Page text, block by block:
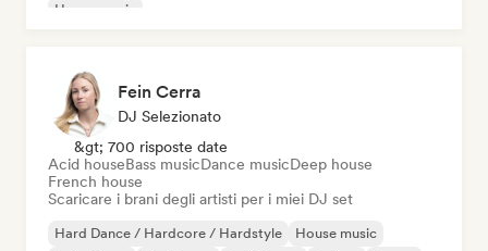
House music
Fein Cerra
DJ Selezionato
&gt; 700 risposte date
Acid houseBass musicDance musicDeep house
French house
Scaricare i brani degli artisti per i miei DJ set
Hard Dance / Hardcore / Hardstyle
House music